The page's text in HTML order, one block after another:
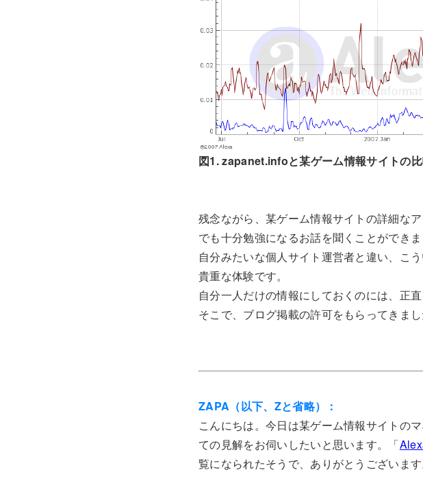
図1. zapanet.infoと某ゲーム情報サイトの比
残念ながら、某ゲーム情報サイトの詳細な
でも十分勉強になるお話を聞くことができま
自分みたいな個人サイト運営者と違い、こ
貴重な体験です。
自分一人だけの情報にしておくのには、正
そこで、ブログ掲載の許可をもらってきま
ZAPA（以下、Zと省略）：
こんにちは。今日は某ゲーム情報サイトの
ての見解をお伺いしたいと思います。「
覧になられたそうで、ありがとうございます